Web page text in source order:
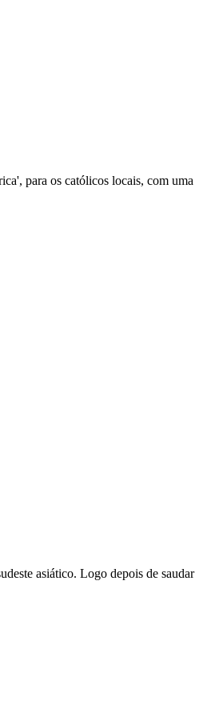
para os católicos locais, com uma
asiático. Logo depois de saudar